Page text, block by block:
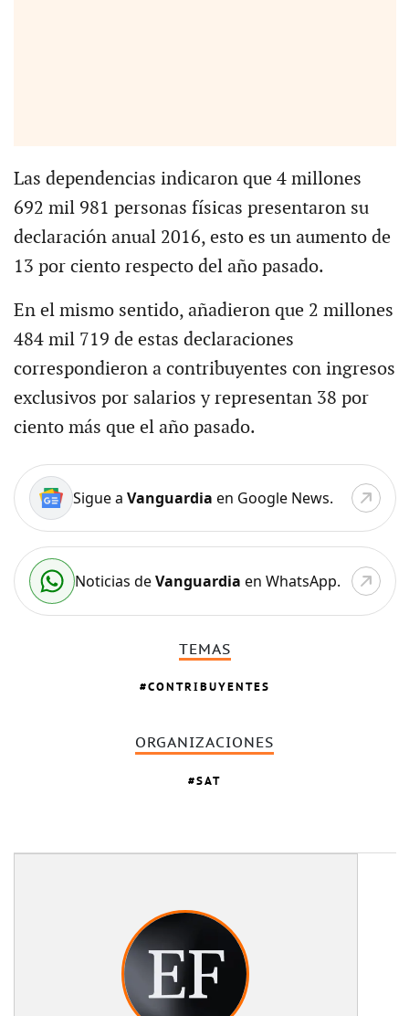
Las dependencias indicaron que 4 millones
692 mil 981 personas físicas presentaron su
declaración anual 2016, esto es un aumento de
13 por ciento respecto del año pasado.
En el mismo sentido, añadieron que 2 millones
484 mil 719 de estas declaraciones
correspondieron a contribuyentes con ingresos
exclusivos por salarios y representan 38 por
ciento más que el año pasado.
Sigue a Vanguardia en Google News.
Noticias deVanguardia en WhatsApp.
TEMAS
CONTRIBUYENTES
ORGANIZACIONES
SAT